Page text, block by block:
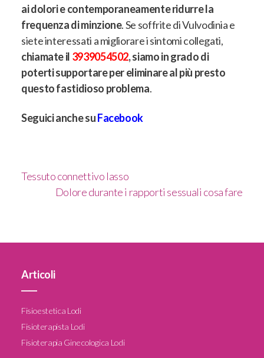
ai dolori e contemporaneamente ridurre la
frequenza di minzione. Se soffrite di Vulvodinia e
siete interessati a migliorare i sintomi collegati,
chiamate il 3939054502, siamo in grado di
poterti supportare per eliminare al più presto
questo fastidioso problema.
Seguici anche suFacebook
Tessuto connettivo lasso
Dolore durante i rapporti sessuali cosa fare
Articoli
Fisioestetica Lodi
Fisioterapista Lodi
Fisioterapia Ginecologica Lodi